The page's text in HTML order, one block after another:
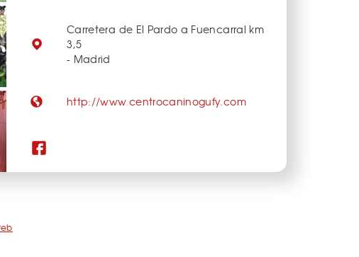
Carretera de El Pardo a Fuencarral km
3,5
- Madrid
http://www.centrocaninogufy.com